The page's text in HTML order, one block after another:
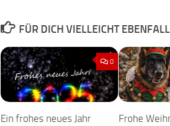
FÜR DICH VIELLEICHT
0
Ein frohes neues Jahr
Frohe